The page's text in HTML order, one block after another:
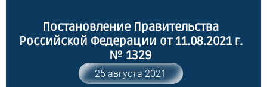
Постановление Правительства
Российской Федерации от 11.08.2021 г.
№ 1329
25 августа 2021